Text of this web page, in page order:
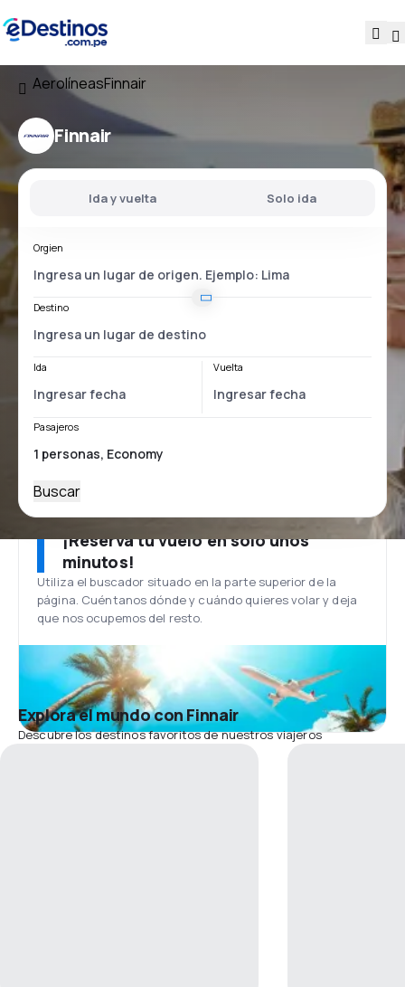
AerolíneasFinnair
Finnair
Ida y vuelta Solo ida
Orgien
Destino
Ida Vuelta
Pasajeros
Buscar
¡Reserva tu vuelo en solo unos
minutos!
Utiliza el buscador situado en la parte superior de la
página. Cuéntanos dónde y cuándo quieres volar y deja
que nos ocupemos del resto.
Explora el mundo con Finnair
Descubre los destinos favoritos de nuestros viajeros